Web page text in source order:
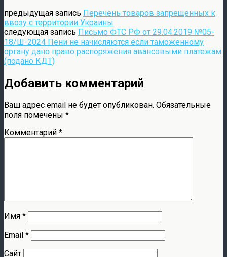
предыдущая запись Перечень товаров запрещенных к
ввозу с территории Украины
следующая запись Письмо ФТС РФ от 29.04.2019 №05-
18/Ш-2024 Пени не начисляются если таможенному
органу дано право распоряжения авансовыми платежам
(подано КДТ)
Добавить комментарий
Ваш адрес email не будет опубликован. Обязательные
поля помечены *
Комментарий *
Имя *
Email *
Сайт